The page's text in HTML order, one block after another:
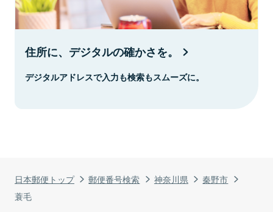
日本郵便トップ 郵便番号検索 神奈川県
秦野市
蓑毛
住所に、デジタルの確かさを。
デジタルアドレスで入力も検索もスムーズに。